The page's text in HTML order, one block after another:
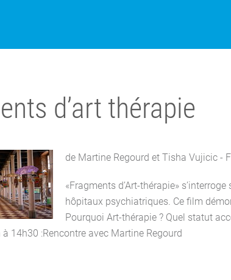
d’art thérapie
de Martine Regourd et Tisha Vujicic -
«Fragments d’Art-thérapie»
hôpitaux psychiatriques. Ce film
Pourquoi Art-thérapie ? Quel statut
14h30 :Rencontre avec Martine Regourd